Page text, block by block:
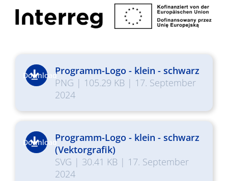
DownloadProgramm-Logo - klein - schwarz
PNG | 105.29 KB | 17. September
2024
DownloadProgramm-Logo - klein - schwarz
(Vektorgrafik)
SVG | 30.41 KB | 17. September
2024